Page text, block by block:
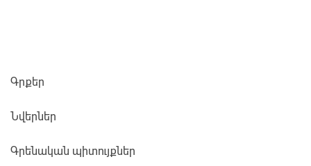
Գրքեր
Նվերներ
Գրենական պիտույքներ